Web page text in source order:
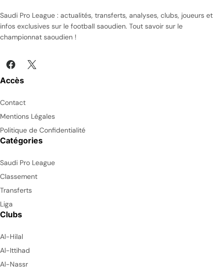
Saudi Pro League : actualités, transferts, analyses, clubs, joueurs et
infos exclusives sur le football saoudien. Tout savoir sur le
championnat saoudien !
Accès
Contact
Mentions Légales
Politique de Confidentialité
Catégories
Saudi Pro League
Classement
Transferts
Liga
Clubs
Al-Hilal
Al-Ittihad
Al-Nassr